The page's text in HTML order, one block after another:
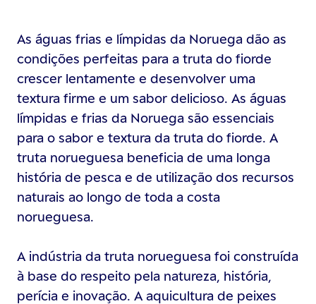
As águas frias e límpidas da Noruega dão as
condições perfeitas para a truta do fiorde
crescer lentamente e desenvolver uma
textura firme e um sabor delicioso. As águas
límpidas e frias da Noruega são essenciais
para o sabor e textura da truta do fiorde. A
truta norueguesa beneficia de uma longa
história de pesca e de utilização dos recursos
naturais ao longo de toda a costa
norueguesa.
A indústria da truta norueguesa foi construída
à base do respeito pela natureza, história,
perícia e inovação. A aquicultura de peixes